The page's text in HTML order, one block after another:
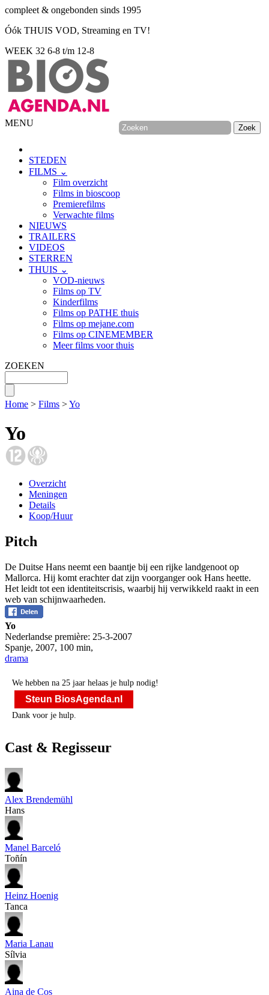
compleet & ongebonden sinds 1995
Óók THUIS VOD, Streaming en TV!
WEEK 32 6-8 t/m 12-8
MENU
STEDEN
FILMS ⌄
Film overzicht
Films in bioscoop
Premierefilms
Verwachte films
NIEUWS
TRAILERS
VIDEOS
STERREN
THUIS ⌄
VOD-nieuws
Films op TV
Kinderfilms
Films op PATHE thuis
Films op mejane.com
Films op CINEMEMBER
Meer films voor thuis
ZOEKEN
Home > Films >Yo
Yo
Overzicht
Meningen
Details
Koop/Huur
Pitch
De Duitse Hans neemt een baantje bij een rijke landgenoot op
Mallorca. Hij komt erachter dat zijn voorganger ook Hans heette.
Het leidt tot een identiteitscrisis, waarbij hij verwikkeld raakt in een
web van schijnwaarheden.
Yo
Nederlandse première: 25-3-2007
Spanje, 2007, 100 min,
drama
We hebben na 25 jaar helaas je hulp nodig!
Steun BiosAgenda.nl
Dank voor je hulp.
Cast & Regisseur
Alex Brendemühl
Hans
Manel Barceló
Toñín
Heinz Hoenig
Tanca
Maria Lanau
Sílvia
Aina de Cos